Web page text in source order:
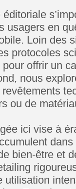
usagers en
Loin des
protocoles
offrir un
nous
ou de
ici vise à
bien-être et
utilisation